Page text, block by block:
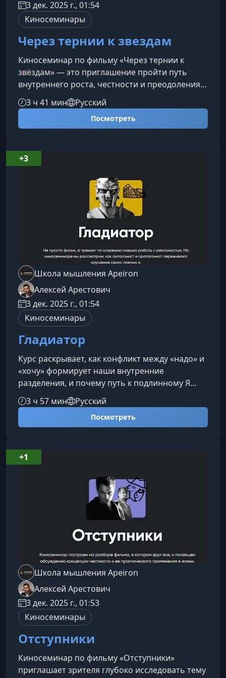
3 дек. 2025 г., 01:54
Киносеминары
Через тернии к звездам
Киносеминар по фильму «Через тернии к
звёздам» — это приглашение пройти путь
внутреннего роста, честности и преодоления,
где кино становится инструментом работы с
глубинными смыслами и психологическими
механизмами. Этот семинар — продолжение
себя и мира.О фильме и его символике«Через
тернии к звёздам» — не только классика
советской фантастики, но и мощная метафо
3 ч 41 мин Русский
Посмотреть
Школа мышления Apeiron
Алексей Арестович
3 дек. 2025 г., 01:54
Киносеминары
Гладиатор
Курс раскрывает, как конфликт между «надо» и
«хочу» формирует наши внутренние
разделения, и почему путь к подлинному Я
начинается с честного взгляда на собственные
мотивы. История «Гладиатора» становится
зеркалом, в котором каждый может увидеть
подлинному ЯСоциальное Я — удобный образ,
созданный для соответствия ожиданиям
окружающих.Идеальное Я — идеал, который
3 ч 57 мин Русский
Посмотреть
+3
Школа мышления Apeiron
Алексей Арестович
3 дек. 2025 г., 01:53
Киносеминары
Отступники
Киносеминар по фильму «Отступники»
приглашает зрителя глубоко исследовать тему
+1